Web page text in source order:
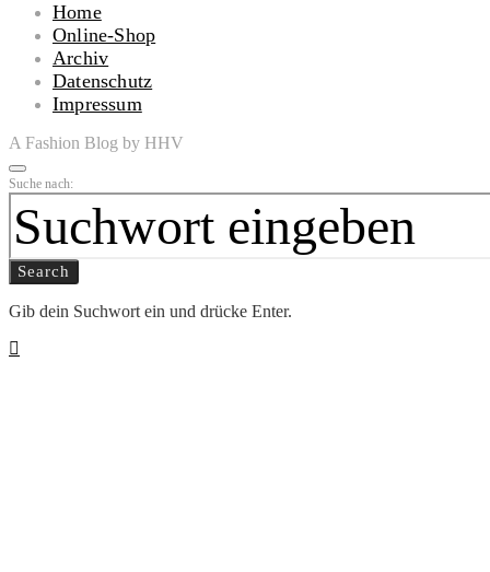
Home
Online-Shop
Archiv
Datenschutz
Impressum
A Fashion Blog by HHV
Suche nach:
Search
Gib dein Suchwort ein und drücke Enter.